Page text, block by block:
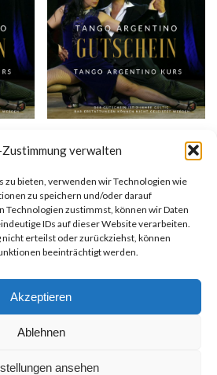
verwalten
zu bieten, verwenden wir Technologien wie
zu speichern und/oder darauf
Technologien zustimmst, können wir Daten
IDs auf dieser Website verarbeiten.
erteilst oder zurückziehst, können
beeinträchtigt werden.
Akzeptieren
Ablehnen
ansehen
50,00
Geschenkkarte kaufen